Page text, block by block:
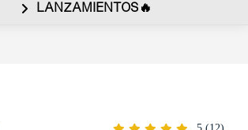
LANZAMIENTOS🔥